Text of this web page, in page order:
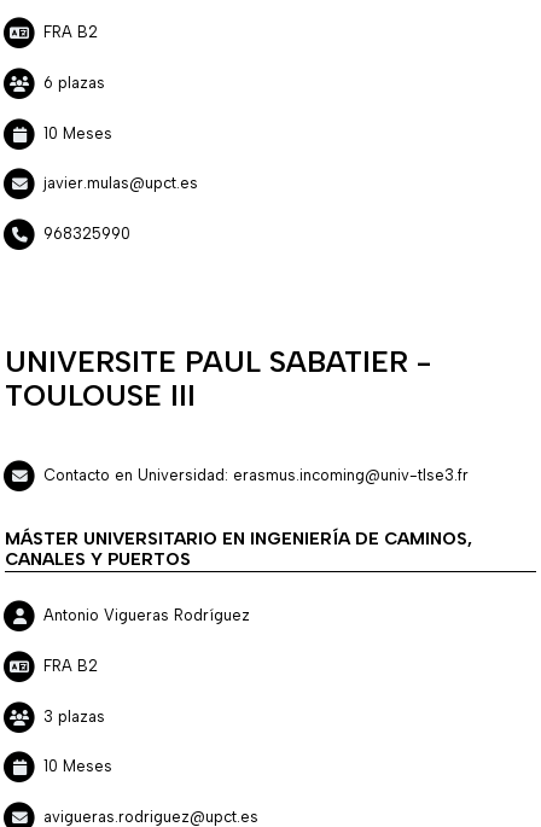
FRA B2
6 plazas
10 Meses
javier.mulas@upct.es
968325990
UNIVERSITE PAUL SABATIER -
TOULOUSE III
Contacto en Universidad: erasmus.incoming@univ-tlse3.fr
MÁSTER UNIVERSITARIO EN INGENIERÍA DE CAMINOS,
CANALES Y PUERTOS
Antonio Vigueras Rodríguez
FRA B2
3 plazas
10 Meses
avigueras.rodriguez@upct.es